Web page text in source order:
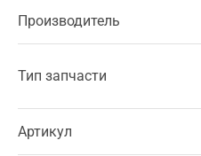
Производитель
Тип запчасти
Артикул